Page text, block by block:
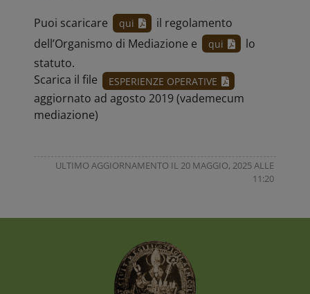
Puoi scaricare qui
il regolamento
dell’Organismo di Mediazione e
qui
lo
statuto.
Scarica il file
ESPERIENZE OPERATIVE
aggiornato ad agosto 2019 (vademecum
mediazione)
ULTIMO AGGIORNAMENTO IL 20 MAGGIO, 2025 ALLE
11:20